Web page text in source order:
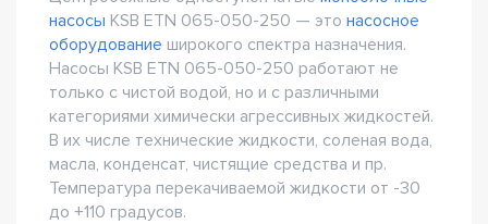
насосы KSB ETN 065-050-250 — это насосное
оборудование широкого спектра назначения.
Насосы KSB ETN 065-050-250 работают не
только с чистой водой, но и с различными
категориями химически агрессивных жидкостей.
В их числе технические жидкости, соленая вода,
масла, конденсат, чистящие средства и пр.
Температура перекачиваемой жидкости от -30
до +110 градусов.